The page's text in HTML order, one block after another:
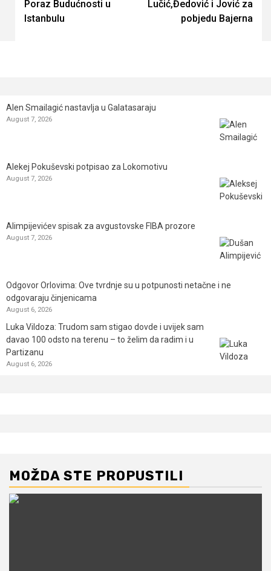
Reading
Poraz Budućnosti u
Istanbulu
Lučić,Đedović i Jović za
pobjedu Bajerna
Alen Smailagić nastavlja u Galatasaraju
August 7, 2026
Alekej Pokuševski potpisao za Lokomotivu
August 7, 2026
Alimpijevićev spisak za avgustovske FIBA prozore
August 7, 2026
Odgovor Orlovima: ​Ove tvrdnje su u potpunosti netačne i ne
odgovaraju činjenicama
August 6, 2026
Luka Vildoza: Trudom sam stigao dovde i uvijek sam
davao 100 odsto na terenu – to želim da radim i u
Partizanu
August 6, 2026
MOŽDA STE PROPUSTILI